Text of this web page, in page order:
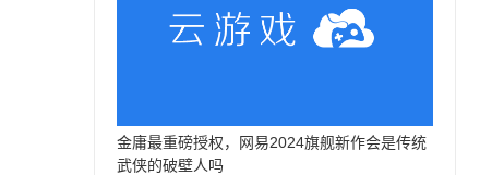
金庸最重磅授权，网易2024旗舰新作会是传统
武侠的破壁人吗